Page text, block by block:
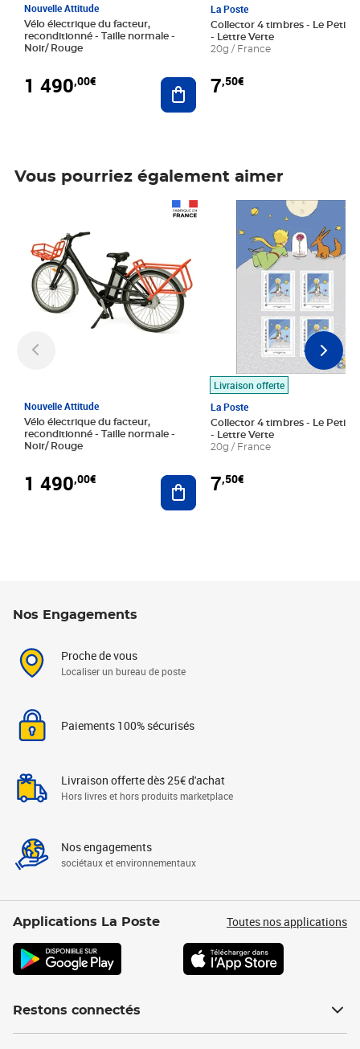
Nouvelle Attitude
Vélo électrique du facteur,
reconditionné - Taille normale -
Noir/ Rouge
1 490,00€ Ajouter au panier
La Poste
Collector 4 timbres - Le Petit
- Lettre Verte
20g / France
7,50€
Vous pourriez également aimer
Nouvelle Attitude
Vélo électrique du facteur,
reconditionné - Taille normale -
Noir/ Rouge
1 490,00€ Ajouter au panier
Livraison offerte
La Poste
Collector 4 timbres - Le Petit
- Lettre Verte
20g / France
7,50€
Prix 7,50€
Nos Engagements
Proche de vous
Localiser un bureau de poste
Paiements 100% sécurisés
Livraison offerte dès 25€ d'achat
Hors livres et hors produits marketplace
Nos engagements
sociétaux et environnementaux
Applications La Poste Toutes nos applications
Restons connectés